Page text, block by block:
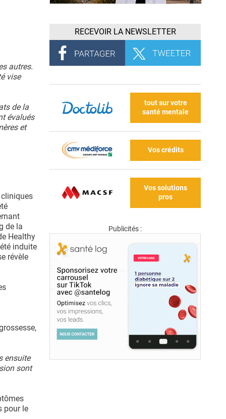
autres.
vise
de la
évalués
et
de la
Healthy
induite
révèle
ensuite
sont
pour le
RECEVOIR LA NEWSLETTER
tout sur votre
santé mentale
Vos crédits
Vos solutions
pros
Publicités :